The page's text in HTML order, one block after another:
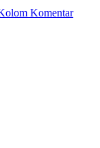
Komentar